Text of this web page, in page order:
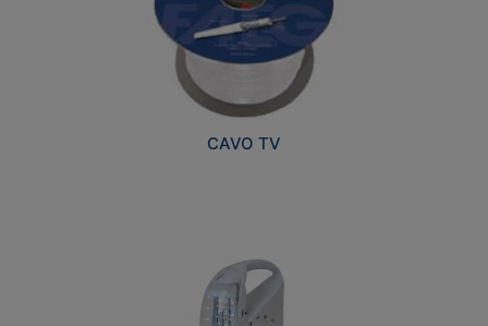
CAVO TV